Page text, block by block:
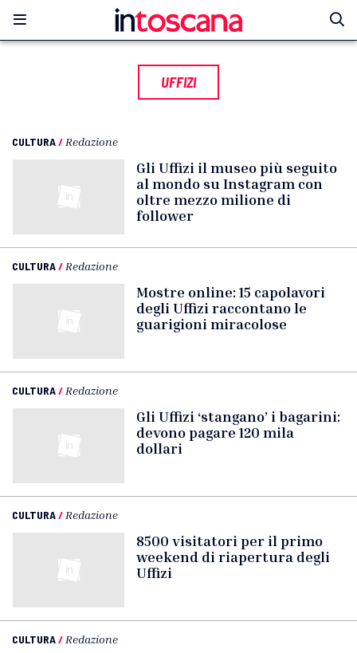
UFFIZI
CULTURA/ Redazione
Gli Uffizi il museo più seguito
al mondo su Instagram con
oltre mezzo milione di
follower
CULTURA/ Redazione
Mostre online: 15 capolavori
degli Uffizi raccontano le
guarigioni miracolose
CULTURA/ Redazione
Gli Uffizi ‘stangano’ i bagarini:
devono pagare 120 mila
dollari
CULTURA/ Redazione
8500 visitatori per il primo
weekend di riapertura degli
Uffizi
CULTURA/ Redazione